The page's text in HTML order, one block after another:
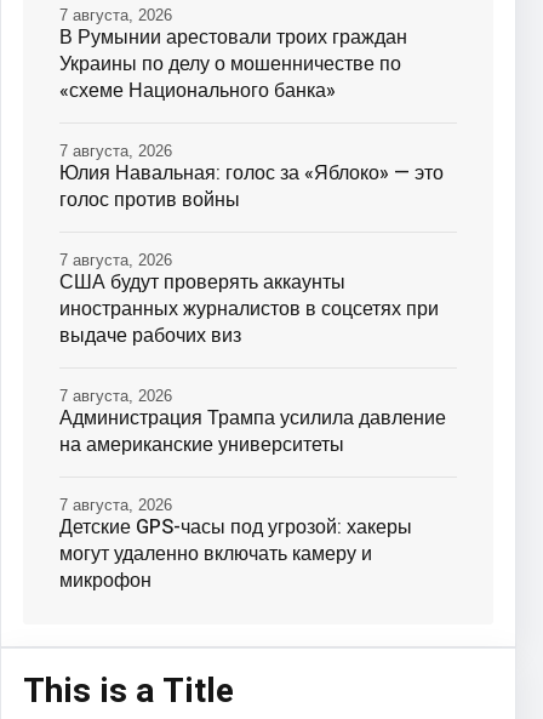
В Румынии арестовали троих граждан
Украины по делу о мошенничестве по
«схеме Национального банка»
7 августа, 2026
Юлия Навальная: голос за «Яблоко» — это
голос против войны
7 августа, 2026
США будут проверять аккаунты
иностранных журналистов в соцсетях при
выдаче рабочих виз
7 августа, 2026
Администрация Трампа усилила давление
на американские университеты
7 августа, 2026
Детские GPS-часы под угрозой: хакеры
могут удаленно включать камеру и
микрофон
7 августа, 2026
This is a Title